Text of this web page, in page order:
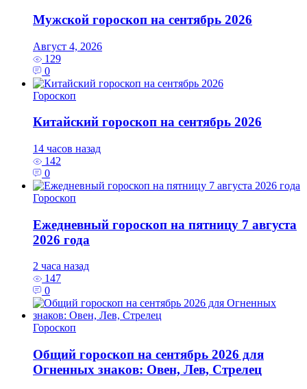
Мужской гороскоп на сентябрь 2026
Август 4, 2026
129
0
Гороскоп
Китайский гороскоп на сентябрь 2026
14 часов назад
142
0
Гороскоп
Ежедневный гороскоп на пятницу 7 августа
2026 года
2 часа назад
147
0
Гороскоп
Общий гороскоп на сентябрь 2026 для
Огненных знаков: Овен, Лев, Стрелец